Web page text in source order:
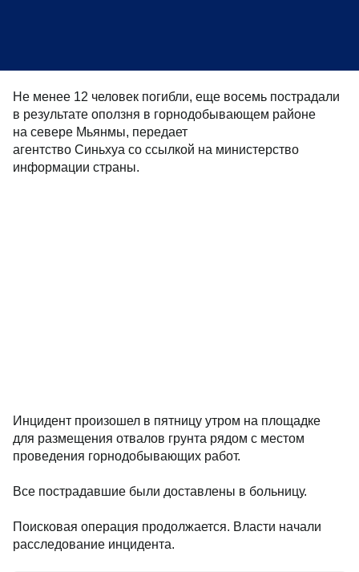
Не менее 12 человек погибли, еще восемь пострадали
в результате оползня в горнодобывающем районе
на севере Мьянмы, передает
агентство Синьхуа со ссылкой на министерство
информации страны.
Инцидент произошел в пятницу утром на площадке
для размещения отвалов грунта рядом с местом
проведения горнодобывающих работ.
Все пострадавшие были доставлены в больницу.
Поисковая операция продолжается. Власти начали
расследование инцидента.